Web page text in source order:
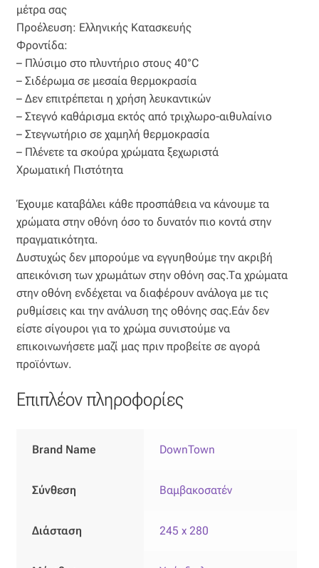
Οργάντζα με ταφτά
Οργάντζα με φλοκ
Οργάντζα μεταξωτή
Οργάντζα ντεβορέ
Οργάντζα τσαλακωτή
Σενίλ
Ταφτάς (ταυτάς)
Ταφτάς μεταξωτός
Τζιν
Τρεβίρα
Υφαντό
Φιλ-κουπέ
Φλάμα
μέτρα σας
Προέλευση: Ελληνικής Κατασκευής
Φροντίδα:
– Πλύσιμο στο πλυντήριο στους 40°C
– Σιδέρωμα σε μεσαία θερμοκρασία
– Δεν επιτρέπεται η χρήση λευκαντικών
– Στεγνό καθάρισμα εκτός από τριχλωρο-αιθυλαίνιο
– Στεγνωτήριο σε χαμηλή θερμοκρασία
– Πλένετε τα σκούρα χρώματα ξεχωριστά
Χρωματική Πιστότητα
Έχουμε καταβάλει κάθε προσπάθεια να κάνουμε τα
χρώματα στην οθόνη όσο το δυνατόν πιο κοντά στην
πραγματικότητα.
Δυστυχώς δεν μπορούμε να εγγυηθούμε την ακριβή
απεικόνιση των χρωμάτων στην οθόνη σας.Τα χρώματα
στην οθόνη ενδέχεται να διαφέρουν ανάλογα με τις
ρυθμίσεις και την ανάλυση της οθόνης σας.Εάν δεν
είστε σίγουροι για το χρώμα συνιστούμε να
επικοινωνήσετε μαζί μας πριν προβείτε σε αγορά
προϊόντων.
Επιπλέον πληροφορίες
Brand Name DownTown
Σύνθεση Βαμβακοσατέν
Διάσταση 245 x 280